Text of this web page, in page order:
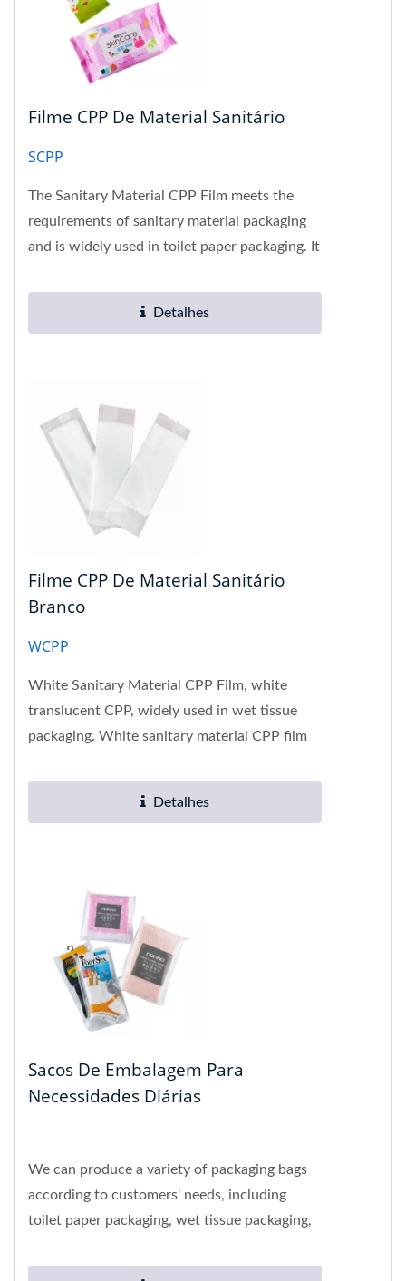
Filme CPP De Material Sanitário
SCPP
The Sanitary Material CPP Film meets the
requirements of sanitary material packaging
and is widely used in toilet paper packaging. It
Detalhes
Filme CPP De Material Sanitário
Branco
WCPP
White Sanitary Material CPP Film, white
translucent CPP, widely used in wet tissue
packaging. White sanitary material CPP film
Detalhes
Sacos De Embalagem Para
Necessidades Diárias
We can produce a variety of packaging bags
according to customers' needs, including
toilet paper packaging, wet tissue packaging,